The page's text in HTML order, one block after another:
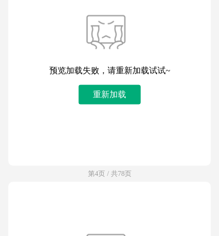
预览加载失败，请重新加载试试~
重新加载
第4页 / 共78页